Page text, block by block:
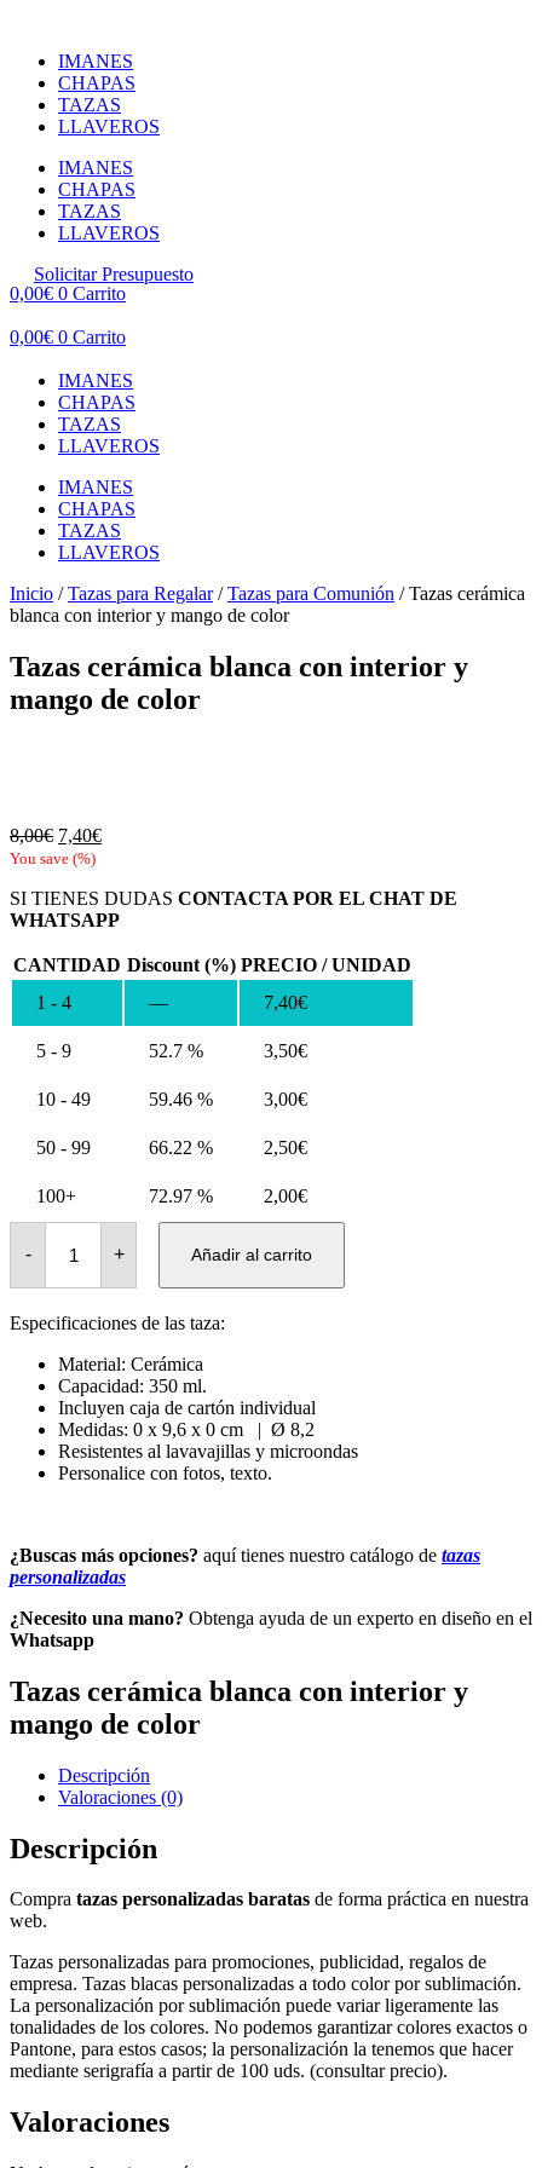
contenidoIMANES
CHAPAS
TAZAS
LLAVEROS
IMANES
CHAPAS
TAZAS
LLAVEROS
Solicitar Presupuesto
0,00€ 0 Carrito
0,00€ 0 Carrito
IMANES
CHAPAS
TAZAS
LLAVEROS
IMANES
CHAPAS
TAZAS
LLAVEROS
Inicio /Tazas para Regalar/Tazas para Comunión / Tazas cerámica
blanca con interior y mango de color
Tazas cerámica blanca con interior y
mango de color
8,00€ El
precio
era:
8,00€.
7,40€El
es:
7,40€.
You save (%)
SI TIENES DUDAS CONTACTA POR EL CHAT DE
WHATSAPP
CANTIDAD Discount (%) PRECIO / UNIDAD
1 - 4
— 7,40€
5 - 9 52.7 % 3,50€
10 - 49 59.46 % 3,00€
50 - 99 66.22 % 2,50€
100+ 72.97 % 2,00€
-
Tazas
cerámica
blanca
con
y
de
color
cantidad
+ Añadir al carrito
Especificaciones de las taza:
Material: Cerámica
Capacidad: 350 ml.
Incluyen caja de cartón individual
Medidas: 0 x 9,6 x 0 cm | Ø 8,2
Resistentes al lavavajillas y microondas
Personalice con fotos, texto.
¿Buscas más opciones? aquí tienes nuestro catálogo de tazas
personalizadas
¿Necesito una mano? Obtenga ayuda de un experto en diseño en el
Whatsapp
Tazas cerámica blanca con interior y
mango de color
Descripción
Valoraciones (0)
Descripción
Compra tazas personalizadas baratas de forma práctica en nuestra
web.
Tazas personalizadas para promociones, publicidad, regalos de
empresa. Tazas blacas personalizadas a todo color por sublimación.
La personalización por sublimación puede variar ligeramente las
tonalidades de los colores. No podemos garantizar colores exactos o
Pantone, para estos casos; la personalización la tenemos que hacer
mediante serigrafía a partir de 100 uds. (consultar precio).
Valoraciones